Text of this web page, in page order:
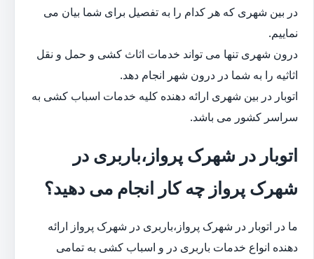
در بین شهری که هر کدام را به تفصیل برای شما بیان می
نماییم.
درون شهری تنها می تواند خدمات اثاث کشی و حمل و نقل
اثاثیه را به شما در درون شهر انجام دهد.
اتوبار در بین شهری ارائه دهنده کلیه خدمات اسباب کشی به
سراسر کشور می باشد.
اتوبار در شهرک پرواز،باربری در
شهرک پرواز چه کار انجام می دهید؟
ما در اتوبار در شهرک پرواز،باربری در شهرک پرواز ارائه
دهنده انواع خدمات باربری در و اسباب کشی به تمامی